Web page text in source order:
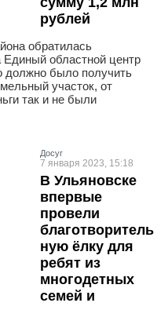
рублей
обратилась
Единый областной центр
должно было получить
участок, от
так и не были
Досуг
7 января 2023, 15:18
В Ульяновске
впервые
провели
благотворитель
ную ёлку для
ребят из
многодетных
семей и